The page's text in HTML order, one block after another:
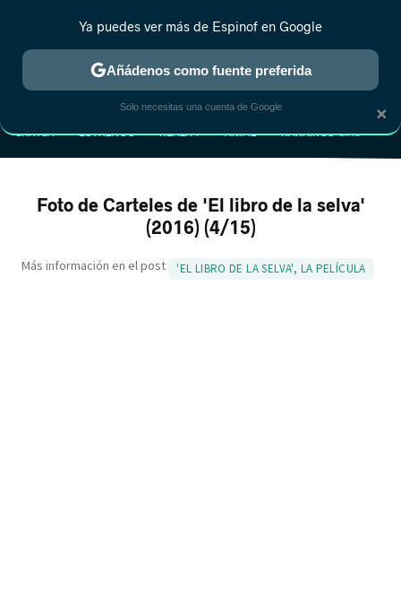
CRÍTICA ESTRENOS REALITY ANIME RANKINGS CINE
Foto de Carteles de 'El libro de la selva'
(2016) (4/15)
Más información en el post 'EL LIBRO DE LA SELVA', LA PELÍCULA
×
Ya puedes ver más de Espinof en Google
Añádenos como fuente preferida
Solo necesitas una cuenta de Google